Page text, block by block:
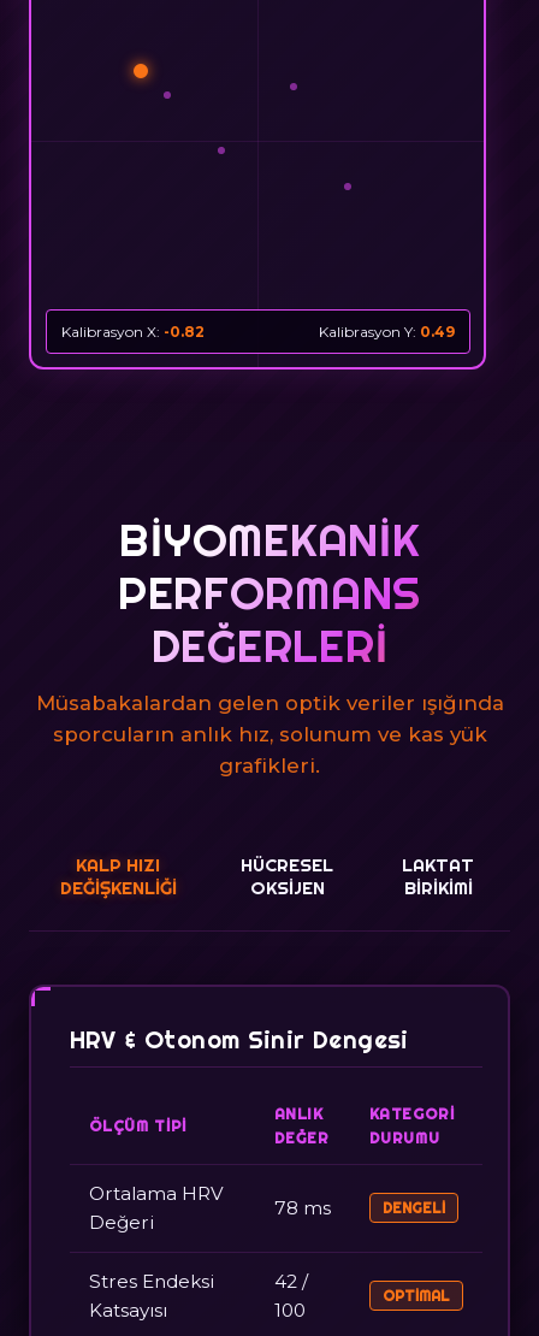
Kalibrasyon X: -0.80 Kalibrasyon Y: 0.63
BIYOMEKANIK
PERFORMANS
DEĞERLERI
Müsabakalardan gelen optik veriler ışığında
sporcuların anlık hız, solunum ve kas yük
grafikleri.
KALP HIZI
DEĞIŞKENLIĞI
HÜCRESEL
OKSIJEN
LAKTAT
BIRIKIMI
HRV & Otonom Sinir Dengesi
ÖLÇÜM TIPI
ANLIK
DEĞER
KATEGORI
DURUMU
Ortalama HRV
Değeri
78 ms DENGELI
Stres Endeksi
Katsayısı
42 /
100
OPTIMAL